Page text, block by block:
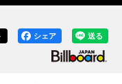
送る
シェア